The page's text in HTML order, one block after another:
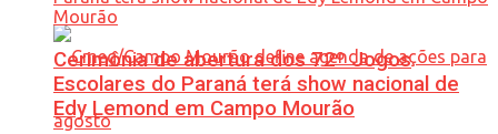
Cerimônia de abertura dos 72º Jogos
Escolares do Paraná terá show nacional de
Edy Lemond em Campo Mourão